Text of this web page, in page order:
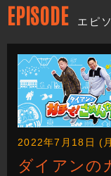
EPISODE エピ
2022年7月18日 (
ダイアンの